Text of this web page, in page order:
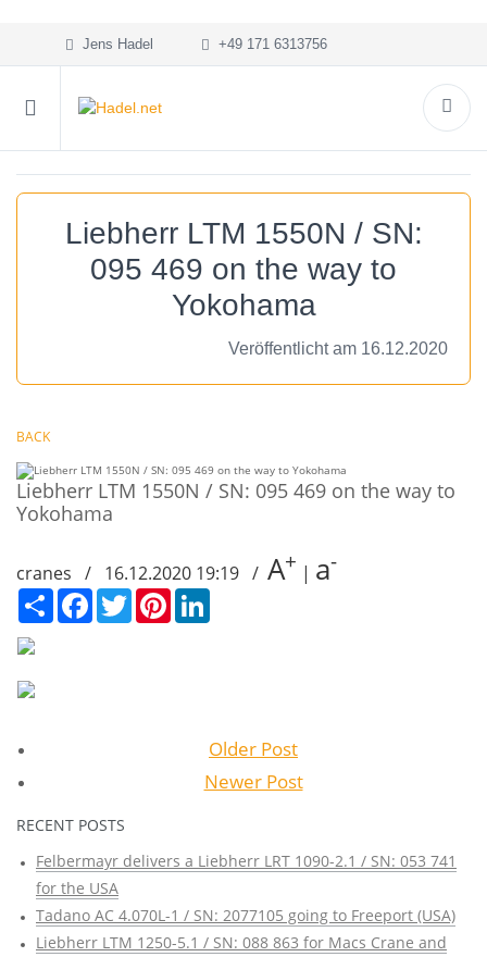
Jens Hadel +49 171 6313756
Liebherr LTM 1550N / SN:
095 469 on the way to
Yokohama
Veröffentlicht am 16.12.2020
BACK
Liebherr LTM 1550N / SN: 095 469 on the way to
Yokohama
cranes / 16.12.2020 19:19 / A+ | a-
СподелиFacebookTwitter Pinterest
Older Post
Newer Post
RECENT POSTS
Felbermayr delivers a Liebherr LRT 1090-2.1 / SN: 053 741
for the USA
Tadano AC 4.070L-1 / SN: 2077105 going to Freeport (USA)
Liebherr LTM 1250-5.1 / SN: 088 863 for Macs Crane and